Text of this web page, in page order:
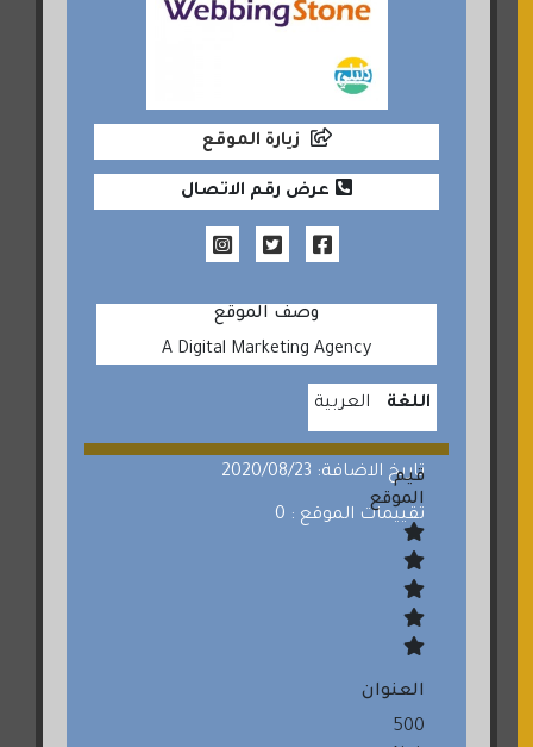
زيارة الموقع
عرض رقم الاتصال
وصف الموقع
A Digital Marketing Agency
اللغة العربية
تاريخ الاضافة: 2020/08/23
تقييمات الموقع : 0
قيم
الموقع
العنوان
500